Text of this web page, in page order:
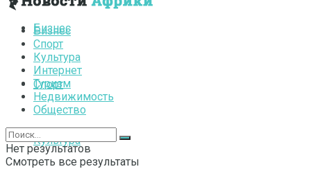
Бизнес
Спорт
Культура
Бизнес
Спорт
Культура
Интернет
Туризм
Недвижимость
Общество
Нет результатов
Смотреть все результаты